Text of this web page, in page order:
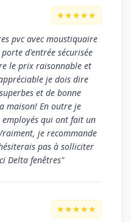
★★★★★
pvc avec moustiquaire
d'entrée sécurisée
le prix raisonnable et
je dois dire
et de bonne
maison! En outre je
qui ont fait un
je recommande
pas à solliciter
Delta fenêtres"
★★★★★